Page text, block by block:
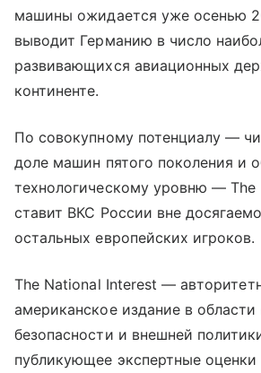
машины ожидается уже осенью
выводит Германию в число
развивающихся авиационных
континенте.
По совокупному потенциалу —
доле машин пятого поколения и
технологическому уровню — The
ставит ВКС России вне
остальных европейских игроков.
The National Interest —
американское издание в
безопасности и внешней
публикующее экспертные оценки